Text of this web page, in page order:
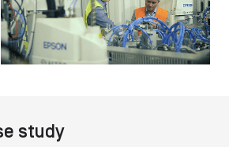
study